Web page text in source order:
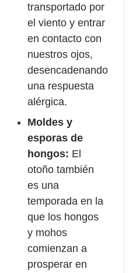
transportado por
el viento y entrar
en contacto con
nuestros ojos,
desencadenando
una respuesta
alérgica.
Moldes y
esporas de
hongos: El
otoño también
es una
temporada en la
que los hongos
y mohos
comienzan a
prosperar en